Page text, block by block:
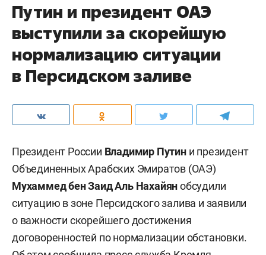
Путин и президент ОАЭ
выступили за скорейшую
нормализацию ситуации
в Персидском заливе
Президент России Владимир Путини президент
Объединенных Арабских Эмиратов (ОАЭ)
Мухаммед бен Заид Аль Нахайянобсудили
ситуацию в зоне Персидского залива и заявили
о важности скорейшего достижения
договоренностей по нормализации обстановки.